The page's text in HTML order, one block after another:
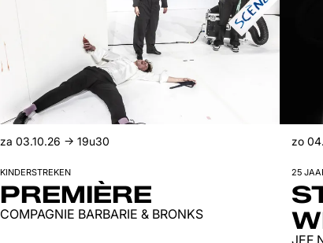
PREMIÈRE
COMPAGNIE BARBARIE & BRONKS
KINDERSTREKEN
za 03.10.26 → 19u30
JEF
25
zo